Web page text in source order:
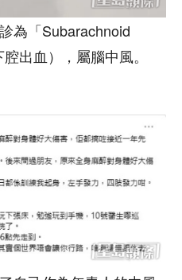
為「Subarachnoid
出血），屬腦中風。